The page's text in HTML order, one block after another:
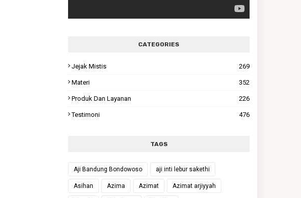
CATEGORIES
Jejak Mistis 269
Materi 352
Produk Dan Layanan 226
Testimoni 476
TAGS
Aji Bandung Bondowoso aji inti lebur sakethi
Asihan Azima Azimat Azimat arjiyyah